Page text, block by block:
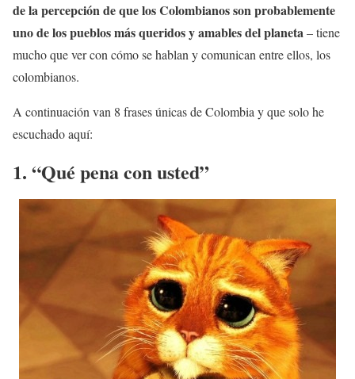
de la percepción de que los Colombianos son probablemente
uno de los pueblos más queridos y amables del planeta– tiene
mucho que ver con cómo se hablan y comunican entre ellos, los
colombianos.
A continuación van 8 frases únicas de Colombia y que solo he
escuchado aquí:
1. “Qué pena con usted”